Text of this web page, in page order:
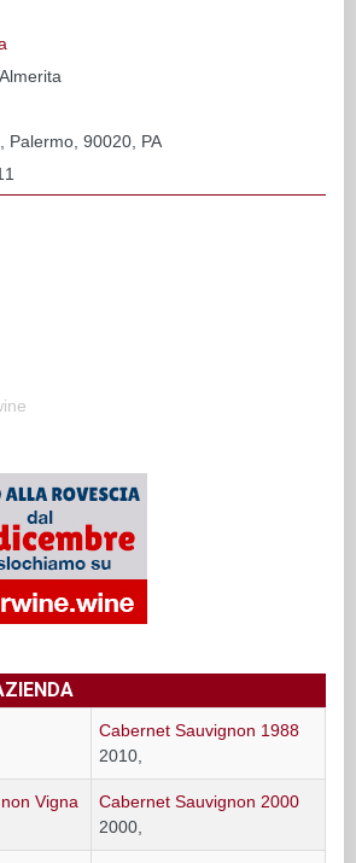
Palermo, 90020, PA
Cabernet Sauvignon 1988
2010,
Cabernet Sauvignon 2000
2000,